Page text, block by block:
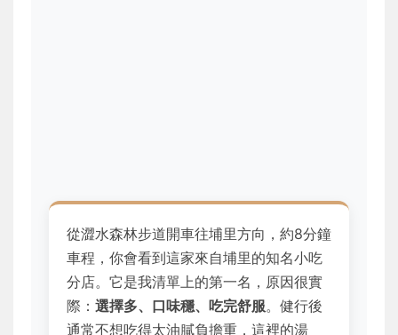
從澀水森林步道開車往埔里方向，約8分鐘
車程，你會看到這家來自埔里的知名小吃
分店。它是我清單上的第一名，原因很實
際： 選擇多、口味穩、吃完舒服。健行後
通常不想吃得太油膩負擔重，這裡的湯